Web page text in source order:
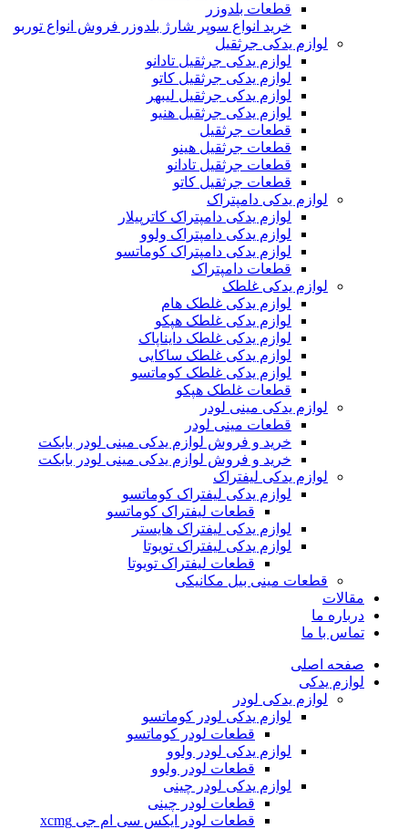
قطعات بلدوزر
خرید انواع سوپر شارژ بلدوزر فروش انواع توربو
لوازم یدکی جرثقیل
لوازم یدکی جرثقیل تادانو
لوازم یدکی جرثقیل کاتو
لوازم یدکی جرثقیل لیبهر
لوازم یدکی جرثقیل هنیو
قطعات جرثقیل
قطعات جرثقیل هینو
قطعات جرثقیل تادانو
قطعات جرثقیل کاتو
لوازم یدکی دامپتراک
لوازم یدکی دامپتراک کاترپیلار
لوازم یدکی دامپتراک ولوو
لوازم یدکی دامپتراک کوماتسو
قطعات دامپتراک
لوازم یدکی غلطک
لوازم یدکی غلطک هام
لوازم یدکی غلطک هپکو
لوازم یدکی غلطک دایناپاک
لوازم یدکی غلطک ساکایی
لوازم یدکی غلطک کوماتسو
قطعات غلطک هپکو
لوازم یدکی مینی لودر
قطعات مینی لودر
خرید و فروش لوازم یدکی مینی لودر بابکت
خرید و فروش لوازم یدکی مینی لودر بابکت
لوازم یدکی لیفتراک
لوازم یدکی لیفتراک کوماتسو
قطعات لیفتراک کوماتسو
لوازم یدکی لیفتراک هایستر
لوازم یدکی لیفتراک تویوتا
قطعات لیفتراک تویوتا
قطعات مینی بیل مکانیکی
ما
با ما
اصلی
یدکی
لوازم یدکی لودر
لوازم یدکی لودر کوماتسو
قطعات لودر کوماتسو
لوازم یدکی لودر ولوو
قطعات لودر ولوو
لوازم یدکی لودر چینی
قطعات لودر چینی
قطعات لودر ایکس سی ام جی xcmg